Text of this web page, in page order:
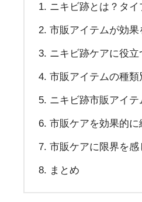
ニキビ跡とは？タ
市販アイテムが効
ニキビ跡ケアに役
市販アイテムの種
ニキビ跡市販アイ
市販ケアを効果的
市販ケアに限界を
まとめ